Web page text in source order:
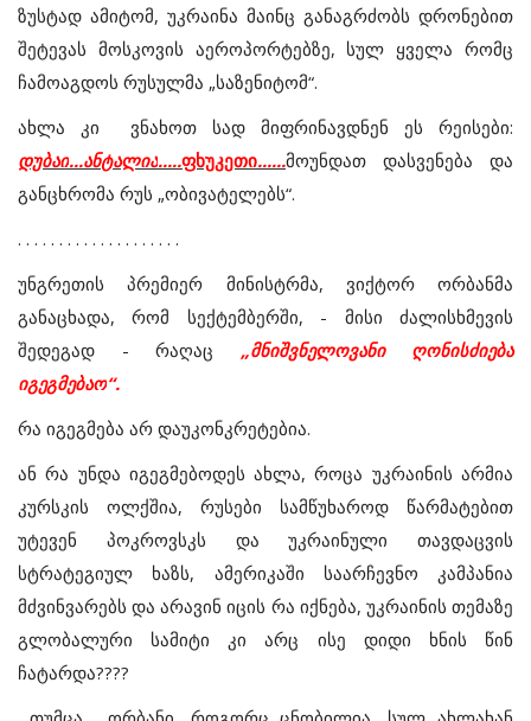
ზუსტად ამიტომ, უკრაინა მაინც განაგრძობს დრონებით
შეტევას მოსკოვის აეროპორტებზე, სულ ყველა რომც
ჩამოაგდოს რუსულმა „საზენიტომ“.
ახლა კი ვნახოთ სად მიფრინავდნენ ეს რეისები:
დუბაი...ანტალია.....ფხუკეთი......მოუნდათ დასვენება
და
განცხრომა რუს „ობივატელებს“.
. . . . . . . . . . . . . . . . . . . .
უნგრეთის
პრემიერ მინისტრმა, ვიქტორ
ორბანმა
განაცხადა,რომ სექტემბერში, - მისი
ძალისხმევის
შედეგად - რაღაც „მნიშვნელოვანი
ღონისძიება
იგეგმებაო“.
რა იგეგმება არ დაუკონკრეტებია.
ან რა უნდა იგეგმებოდეს ახლა,როცა უკრაინის არმია
კურსკის
ოლქშია, რუსები სამწუხაროდ
წარმატებით
უტევენ
პოკროვსკს და უკრაინული
თავდაცვის
სტრატეგიულ
ხაზს, ამერიკაში საარჩევნო
კამპანია
მძვინვარებს და არავინ იცის რა იქნება, უკრაინის თემაზე
გლობალური
სამიტი კი არც ისე დიდი ხნის
წინ
ჩატარდა????